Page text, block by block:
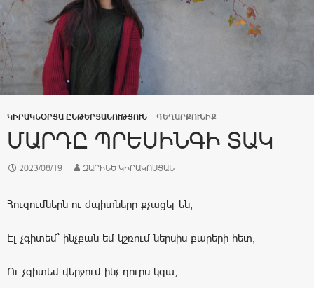
ԿԻՐԱԿՆՕՐՅԱ ԸՆԹԵՐՑԱՆՈՒԹՅՈՒՆ ԳԵՂԱՐՔՈՒՆԻՔ
ՄԱՐԴԸ ՊՐԵՍԻՆԳԻ ՏԱԿ
2023/08/19 ԶԱՐԻՆԵ ԿԻՐԱԿՈՍՅԱՆ
Հուզումներն ու ժպիտները քչացել են,
Էլ չգիտեմ` ինչքան եմ կշռում ներսիս քարերի հետ,
Ու չգիտեմ վերջում ինչ դուրս կգա,